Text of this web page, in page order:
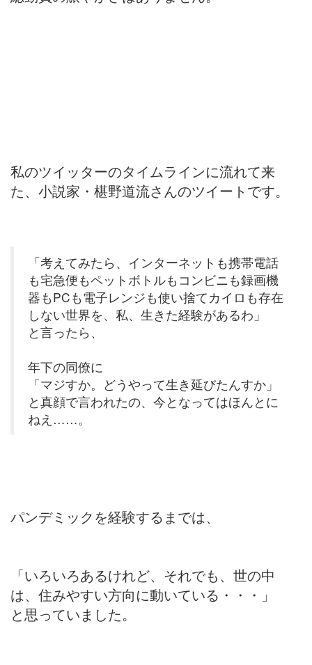
私のツイッターのタイムラインに流れて来
た、小説家・椹野道流さんのツイートです。
「考えてみたら、インターネットも携帯電話
も宅急便もペットボトルもコンビニも録画機
器もPCも電子レンジも使い捨てカイロも存在
しない世界を、私、生きた経験があるわ」
と言ったら、
年下の同僚に
「マジすか。どうやって生き延びたんすか」
と真顔で言われたの、今となってはほんとに
ねえ……。
パンデミックを経験するまでは、
「いろいろあるけれど、それでも、世の中
は、住みやすい方向に動いている・・・」
と思っていました。